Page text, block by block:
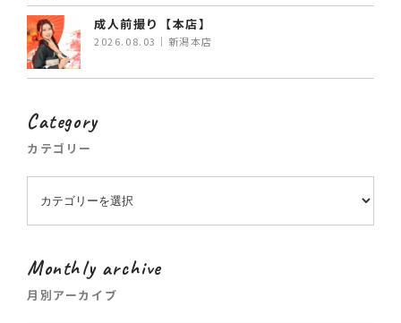
成人前撮り【本店】
2026.08.03｜新潟本店
Category
カテゴリー
Monthly archive
月別アーカイブ